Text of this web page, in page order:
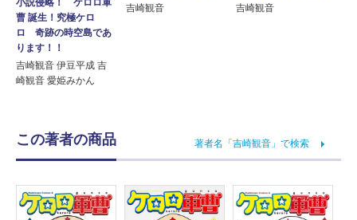
小説侵略！ ケロロ軍
曹 誕生！究極ケロ
ロ 奇跡の時空島であ
ります！！
吉崎観音 伊豆平成 吉
崎観音 愛姫みかん
吉崎観音
吉崎観音
この著者の商品 著者名「吉崎観音」で検索